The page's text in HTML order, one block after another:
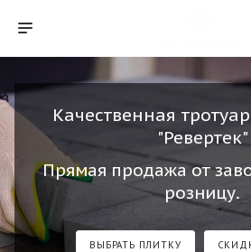
Качественная
"Ревертек"
Прямая продажа от
розницу.
ВЫБРАТЬ ПЛИТКУ